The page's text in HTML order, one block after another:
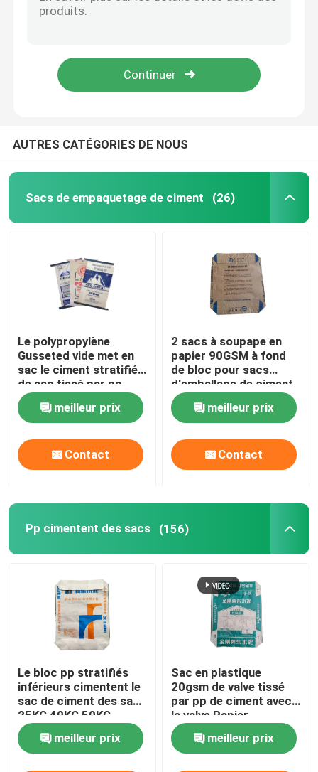
Sacs enormes de ciment
Un sac à étoiles
Sac de emballage d'engrais
BOPP a stratifié les sacs tissés par pp
Sacs d'emballage de sable
Sacs de soupapes en PE
EVA sac à fondue basse
AUTRES CATÉGORIES DE NOUS
Sacs de empaquetage de ciment (26)
Le polypropylène
Gusseted vide met en
sac le ciment stratifié
de sac tissé par pp
meilleur prix
Contact
2 sacs à soupape en
papier 90GSM à fond
de bloc pour sacs
d'emballage de ciment
de 50 kg
meilleur prix
Contact
Pp cimentent des sacs (156)
Le bloc pp stratifiés
inférieurs cimentent le
sac de ciment des sacs
25KG 40KG 50KG
Adstar
meilleur prix
Sac en plastique
20gsm de valve tissé
par pp de ciment avec
la valve Papier
d'emballage Brown
meilleur prix